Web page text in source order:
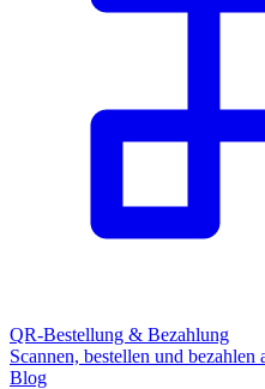
QR-Bestellung & Bezahlung
Scannen, bestellen und
Blog